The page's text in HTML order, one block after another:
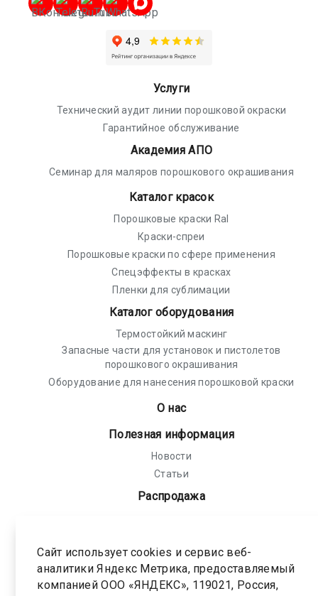
Услуги
Технический аудит линии порошковой окраски
Гарантийное обслуживание
Академия АПО
Семинар для маляров порошкового окрашивания
Каталог красок
Порошковые краски Ral
Краски-спреи
Порошковые краски по сфере применения
Спецэффекты в красках
Пленки для сублимации
Каталог оборудования
Термостойкий маскинг
Запасные части для установок и пистолетов
порошкового окрашивания
Оборудование для нанесения порошковой краски
О нас
Полезная информация
Новости
Статьи
Распродажа
Соглашение на обработку персональных
данных
Карта сайта
Сайт использует cookies и сервис веб-
аналитики Яндекс Метрика, предоставляемый
компанией ООО «ЯНДЕКС», 119021, Россия,